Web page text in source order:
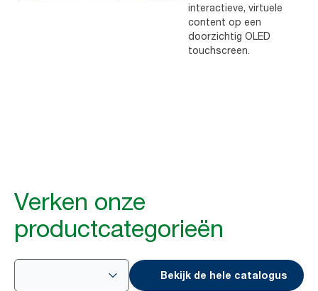
interactieve, virtuele
content op een
doorzichtig OLED
touchscreen.
Verken onze
productcategorieën
Bekijk de hele catalogus